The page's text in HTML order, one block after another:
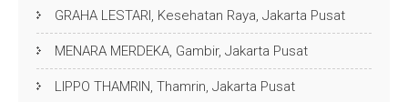
GRAHA LESTARI, Kesehatan Raya, Jakarta Pusat
MENARA MERDEKA, Gambir, Jakarta Pusat
LIPPO THAMRIN, Thamrin, Jakarta Pusat